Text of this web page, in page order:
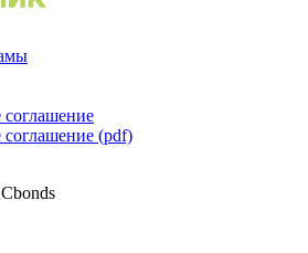
соглашение
соглашение (pdf)